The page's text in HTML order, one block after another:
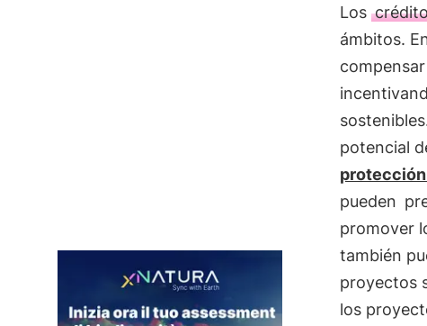
Los
ámbitos.
potencial
pueden
promover
también
proyectos
los